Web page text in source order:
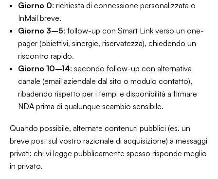
Giorno 0: richiesta di connessione personalizzata o
InMail breve.
Giorno 3–5: follow-up con Smart Link verso un one-
pager (obiettivi, sinergie, riservatezza), chiedendo un
riscontro rapido.
Giorno 10–14: secondo follow-up con alternativa
canale (email aziendale dal sito o modulo contatto),
ribadendo rispetto per i tempi e disponibilità a firmare
NDA prima di qualunque scambio sensibile.
Quando possibile, alternate contenuti pubblici (es. un
breve post sul vostro razionale di acquisizione) a messaggi
privati: chi vi legge pubblicamente spesso risponde meglio
in privato.